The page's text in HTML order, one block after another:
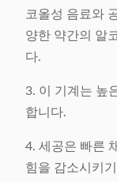
코올성 음료와
양한 약간의 알
다.
3. 이 기계는 높
합니다.
4. 세공은 빠른
힘을 감소시키